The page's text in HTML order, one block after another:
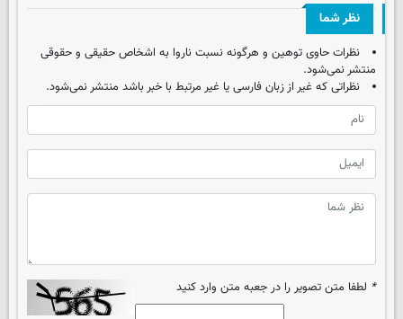
نظر شما
نظرات حاوی توهین و هرگونه نسبت ناروا به اشخاص حقیقی و حقوقی
منتشر نمی‌شود.
نظراتی که غیر از زبان فارسی یا غیر مرتبط با خبر باشد منتشر نمی‌شود.
* لطفا متن تصویر را در جعبه متن وارد کنید